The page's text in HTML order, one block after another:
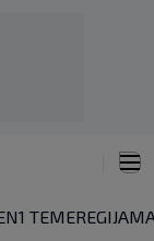
N1 TEMEREGIJA